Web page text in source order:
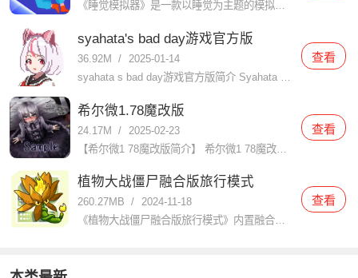
《睡觉模拟器》是一款以睡觉为主题的模拟游戏，玩家在游戏中扮演一个需要睡觉的人物，通过不同的操作模拟睡觉的过程。游戏中包含了丰富的场景和道具，玩家可以根据自己的喜好和需要选择不同的场景和道具，来达到更好
syahata's bad day游戏官方版
36.92M /
2025-01-14
查看
希尔微1.78魔改版
24.17M /
2025-02-23
【希尔微1 78魔改版简介】 希尔微1 78魔改版是一款深受玩家喜爱的角色扮演类游戏，该版本在原作基础上进行了大量创新和优化，为玩家带来了更加丰富的游戏体验和更加精彩的剧情发展。玩家将扮演一名救助了受
查看
植物大战僵尸融合版旅行模式
260.27MB / 2024-11-18
《植物大战僵尸融合版旅行模式》内置融合玩法的旅行模式，旅行模式可以把不同地图进行完美的混合在一起，玩法体验过程让玩家能够面对各种的挑战进行对抗，操作体验感觉也会变得十分的有趣。让玩家可以在在这里感受焕
查看